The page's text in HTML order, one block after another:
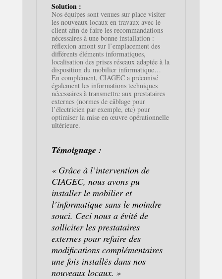
Solution :
Nos équipes sont venues sur place visiter
les nouveaux locaux en travaux avec le
client afin de faire les recommandations
nécessaires à une bonne installation :
réflexion amont sur l’emplacement des
différents éléments informatiques,
localisation des prises réseaux adaptée à la
disposition du mobilier informatique…
En complément, CIAGEC a préconisé
également les informations techniques
nécessaires à transmettre aux prestataires
externes (normes de câblage pour
l’électricien par exemple, etc) pour
optimiser la mise en œuvre opérationnelle
ultérieure.
Témoignage :
« Grâce à l’intervention de
CIAGEC, nous avons pu
installer le mobilier et
l’informatique sans le moindre
souci. Ceci nous a évité de
solliciter les prestataires
externes pour refaire des
modifications complémentaires
une fois installés dans nos
nouveaux locaux. »